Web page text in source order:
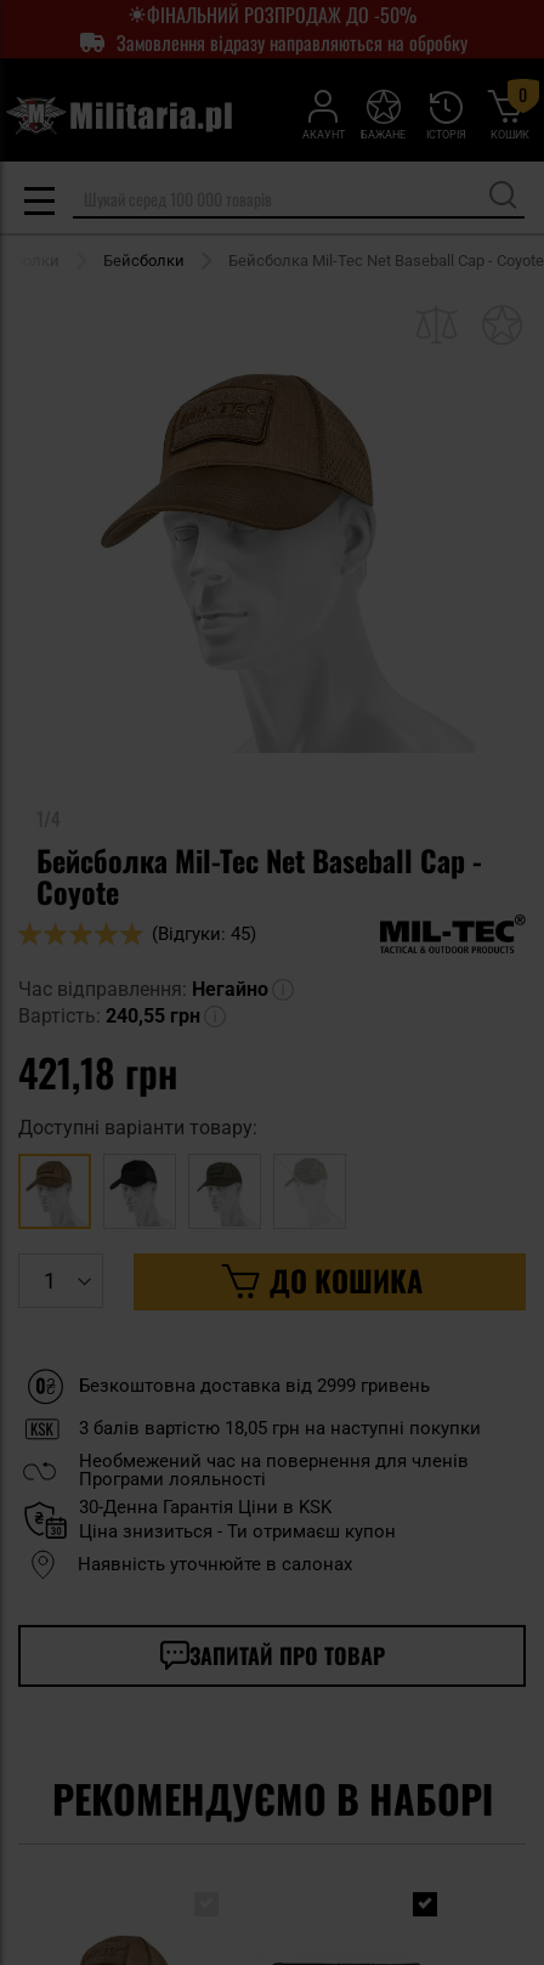
ФІНАЛЬНИЙ РОЗПРОДАЖ ДО -50%
Замовлення відразу направляються на обробку
АКАУНТ ІСТОРІЯ
БАЖАНЕ КОШИК
0
Бейсболки Бейсболка Mil-Tec Net Baseball Cap - Coyote
Бейсболка Mil-Tec Net Baseball Cap -
Coyote
Оцінка:
(Відгуки: 45)
Час відправлення: Негайно
Вартість: 240,55 грн
421,18 грн
Доступні варіанти товару:
ДО КОШИКА
Безкоштовна доставка від 2999 гривень
3 балів вартістю 18,05 грн на наступні покупки
Необмежений час на повернення для членів
Програми лояльності
30-Денна Гарантія Ціни в KSK
Ціна знизиться - Ти отримаєш купон
Наявність уточнюйте в салонах
ЗАПИТАЙ ПРО ТОВАР
РЕКОМЕНДУЄМО В НАБОРІ